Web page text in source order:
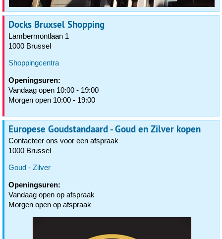
Docks Bruxsel Shopping
Lambermontlaan 1
1000 Brussel
Shoppingcentra
Openingsuren:
Vandaag open 10:00 - 19:00
Morgen open 10:00 - 19:00
Europese Goudstandaard - Goud en Zilver kopen
Contacteer ons voor een afspraak
1000 Brussel
Goud - Zilver
Openingsuren:
Vandaag open op afspraak
Morgen open op afspraak